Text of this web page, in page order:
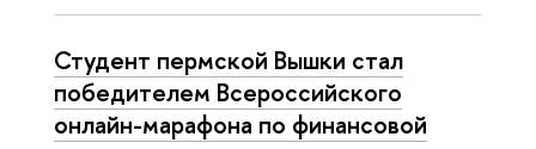
Студент пермской Вышки стал
победителем Всероссийского
онлайн-марафона по финансовой